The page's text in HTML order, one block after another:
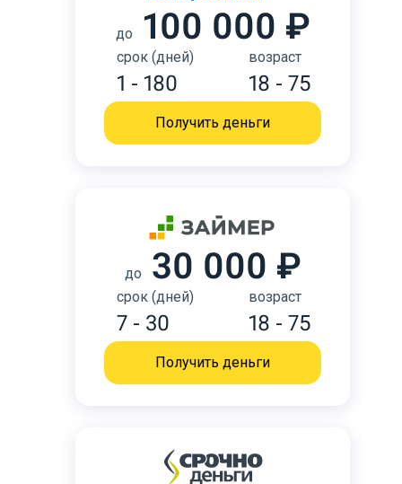
до 100 000 ₽
срок (дней)
1 - 180
возраст
18 - 75
Получить деньги
до 30 000 ₽
срок (дней)
7 - 30
возраст
18 - 75
Получить деньги